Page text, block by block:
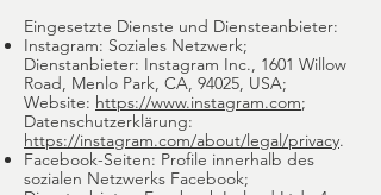
Eingesetzte Dienste und Diensteanbieter:
Instagram: Soziales Netzwerk;
Dienstanbieter: Instagram Inc., 1601 Willow
Road, Menlo Park, CA, 94025, USA;
Website: https://www.instagram.com;
Datenschutzerklärung:
https://instagram.com/about/legal/privacy.
Facebook-Seiten: Profile innerhalb des
sozialen Netzwerks Facebook;